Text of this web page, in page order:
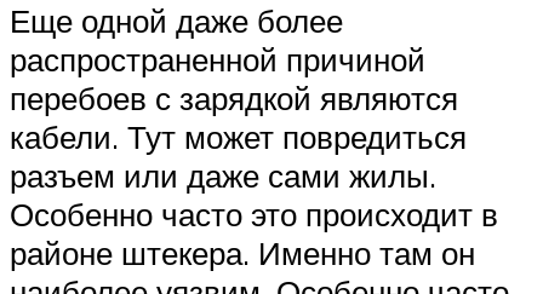
Еще одной даже более
распространенной причиной
перебоев с зарядкой являются
кабели. Тут может повредиться
разъем или даже сами жилы.
Особенно часто это происходит в
районе штекера. Именно там он